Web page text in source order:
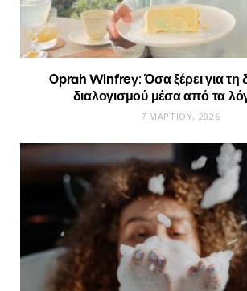
Oprah Winfrey: Όσα ξέρει για τη
διαλογισμού μέσα από τα
7 ΜΑΡΤΊΟΥ, 2026